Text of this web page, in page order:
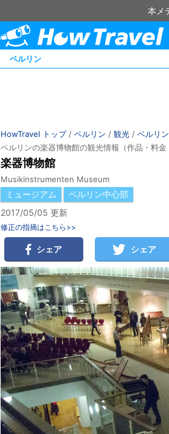
本メ
ベルリン
HowTravel トップ/ ベルリン / 観光 / ベルリ
ベルリンの楽器博物館の観光情報（作品・料金
楽器博物館
Musikinstrumenten Museum
ミュージアム
ベルリン中心部
2017/05/05 更新
修正の指摘はこちら>>
シェア シェア